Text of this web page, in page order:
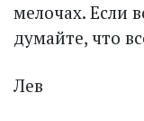
мелочах. Если
думайте, что
Лев